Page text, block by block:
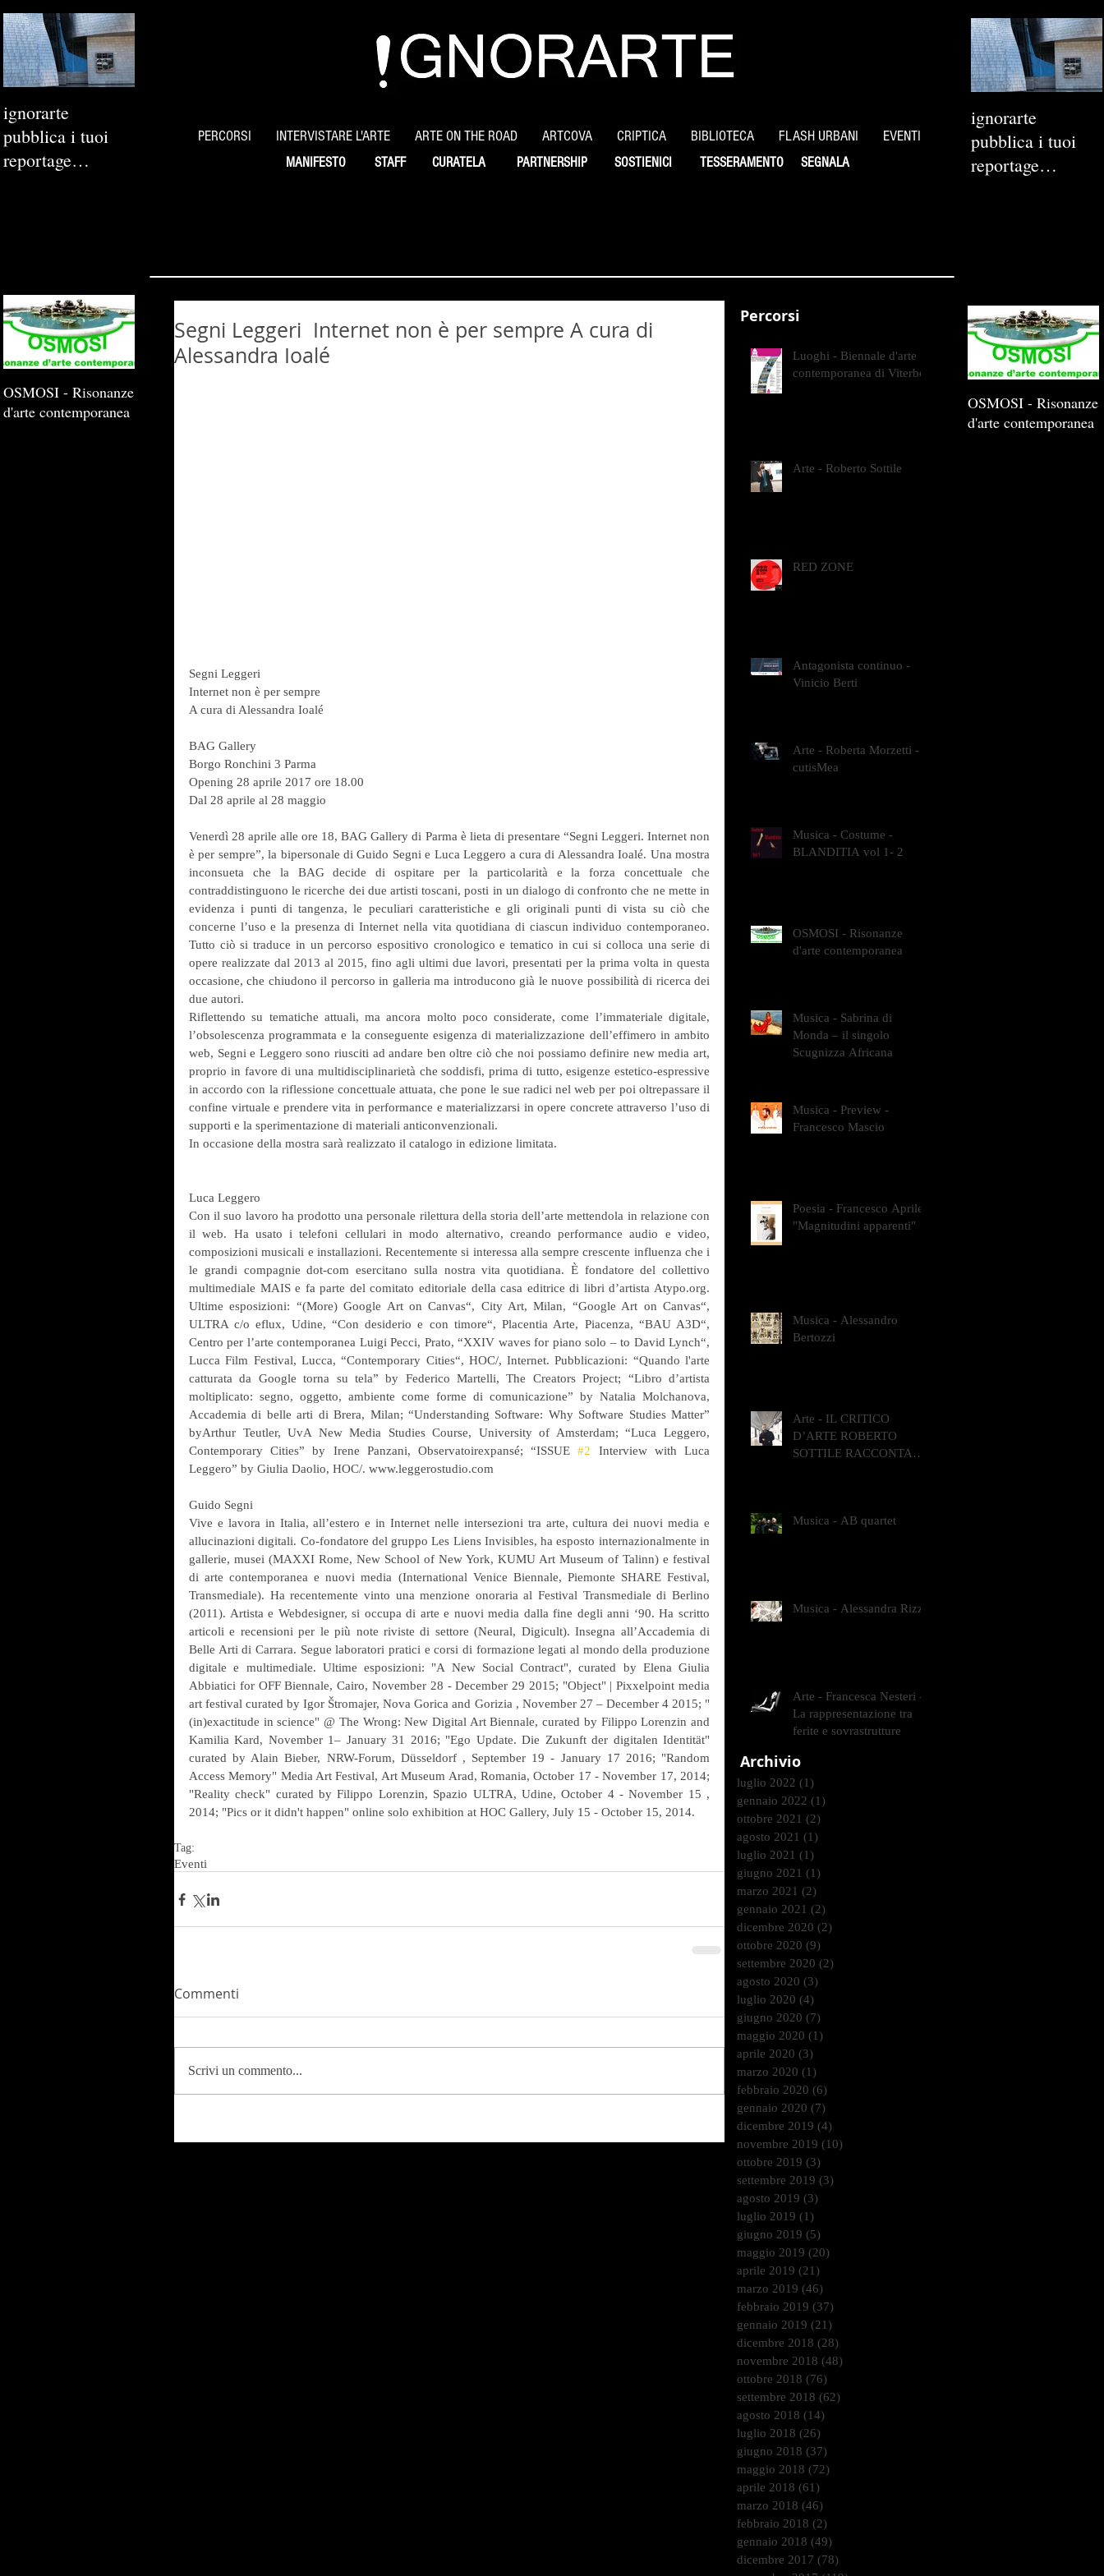
ignorarte
pubblica i tuoi
reportage
PERCORSI INTERVISTARE L'ARTE ARTE ON THE ROAD ARTCOVA CRIPTICA BIBLIOTECA FLASH URBANI EVENTI
MANIFESTO STAFF CURATELA PARTNERSHIP SOSTIENICI SEGNALA
TESSERAMENTO
ignorarte
pubblica i tuoi
reportage
Segni Leggeri Internet non è per sempre A cura di
Alessandra Ioalé
Segni Leggeri
Internet non è per sempre
A cura di Alessandra Ioalé
BAG Gallery
Borgo Ronchini 3 Parma
Opening 28 aprile 2017 ore 18.00
Dal 28 aprile al 28 maggio
Venerdì 28 aprile alle ore 18, BAG Gallery di Parma è lieta di presentare “Segni Leggeri. Internet non
è per sempre”, la bipersonale di Guido Segni e Luca Leggero a cura di Alessandra Ioalé. Una mostra
inconsueta che la BAG decide di ospitare per la particolarità e la forza concettuale che
contraddistinguono le ricerche dei due artisti toscani, posti in un dialogo di confronto che ne mette in
evidenza i punti di tangenza, le peculiari caratteristiche e gli originali punti di vista su ciò che
concerne l’uso e la presenza di Internet nella vita quotidiana di ciascun individuo contemporaneo.
Tutto ciò si traduce in un percorso espositivo cronologico e tematico in cui si colloca una serie di
opere realizzate dal 2013 al 2015, fino agli ultimi due lavori, presentati per la prima volta in questa
occasione, che chiudono il percorso in galleria ma introducono già le nuove possibilità di ricerca dei
due autori.
Riflettendo su tematiche attuali, ma ancora molto poco considerate, come l’immateriale digitale,
l’obsolescenza programmata e la conseguente esigenza di materializzazione dell’effimero in ambito
web, Segni e Leggero sono riusciti ad andare ben oltre ciò che noi possiamo definire new media art,
proprio in favore di una multidisciplinarietà che soddisfi, prima di tutto, esigenze estetico-espressive
in accordo con la riflessione concettuale attuata, che pone le sue radici nel web per poi oltrepassare il
confine virtuale e prendere vita in performance e materializzarsi in opere concrete attraverso l’uso di
supporti e la sperimentazione di materiali anticonvenzionali.
In occasione della mostra sarà realizzato il catalogo in edizione limitata.
Luca Leggero
Con il suo lavoro ha prodotto una personale rilettura della storia dell’arte mettendola in relazione con
il web. Ha usato i telefoni cellulari in modo alternativo, creando performance audio e video,
composizioni musicali e installazioni. Recentemente si interessa alla sempre crescente influenza che i
le grandi compagnie dot-com esercitano sulla nostra vita quotidiana. È fondatore del collettivo
multimediale MAIS e fa parte del comitato editoriale della casa editrice di libri d’artista Atypo.org.
Ultime esposizioni: “(More) Google Art on Canvas“, City Art, Milan, “Google Art on Canvas“,
ULTRA c/o eflux, Udine, “Con desiderio e con timore“, Placentia Arte, Piacenza, “BAU A3D“,
Centro per l’arte contemporanea Luigi Pecci, Prato, “XXIV waves for piano solo – to David Lynch“,
Lucca Film Festival, Lucca, “Contemporary Cities“, HOC/, Internet. Pubblicazioni: “Quando l'arte
catturata da Google torna su tela” by Federico Martelli, The Creators Project; “Libro d’artista
moltiplicato: segno, oggetto, ambiente come forme di comunicazione” by Natalia Molchanova,
Accademia di belle arti di Brera, Milan; “Understanding Software: Why Software Studies Matter”
byArthur Teutler, UvA New Media Studies Course, University of Amsterdam; “Luca Leggero,
Contemporary Cities” by Irene Panzani, Observatoirexpansé; “ISSUE #2 Interview with Luca
Leggero” by Giulia Daolio, HOC/. www.leggerostudio.com
Guido Segni
Vive e lavora in Italia, all’estero e in Internet nelle intersezioni tra arte, cultura dei nuovi media e
allucinazioni digitali. Co-fondatore del gruppo Les Liens Invisibles, ha esposto internazionalmente in
gallerie, musei (MAXXI Rome, New School of New York, KUMU Art Museum of Talinn) e festival
di arte contemporanea e nuovi media (International Venice Biennale, Piemonte SHARE Festival,
Transmediale). Ha recentemente vinto una menzione onoraria al Festival Transmediale di Berlino
(2011). Artista e Webdesigner, si occupa di arte e nuovi media dalla fine degli anni ‘90. Ha scritto
articoli e recensioni per le più note riviste di settore (Neural, Digicult). Insegna all’Accademia di
Belle Arti di Carrara. Segue laboratori pratici e corsi di formazione legati al mondo della produzione
digitale e multimediale. Ultime esposizioni: "A New Social Contract", curated by Elena Giulia
Abbiatici for OFF Biennale, Cairo, November 28 - December 29 2015; "Object" | Pixxelpoint media
art festival curated by Igor Štromajer, Nova Gorica and Gorizia , November 27 – December 4 2015; "
(in)exactitude in science" @ The Wrong: New Digital Art Biennale, curated by Filippo Lorenzin and
Kamilia Kard, November 1– January 31 2016; "Ego Update. Die Zukunft der digitalen Identität"
curated by Alain Bieber, NRW-Forum, Düsseldorf , September 19 - January 17 2016; "Random
Access Memory" Media Art Festival, Art Museum Arad, Romania, October 17 - November 17, 2014;
"Reality check" curated by Filippo Lorenzin, Spazio ULTRA, Udine, October 4 - November 15 ,
2014; "Pics or it didn't happen" online solo exhibition at HOC Gallery, July 15 - October 15, 2014.
Tag:
Eventi
Commenti
Scrivi un commento...
Percorsi
Luoghi - Biennale d'arte
contemporanea di Viterbo
Arte - Roberto Sottile
RED ZONE
Antagonista continuo -
Vinicio Berti
Arte - Roberta Morzetti -
cutisMea
Musica - Costume -
BLANDITIA vol 1- 2
OSMOSI - Risonanze
d'arte contemporanea
Musica - Sabrina di
Monda – il singolo
Scugnizza Africana
Musica - Preview -
Francesco Mascio
Poesia - Francesco Aprile -
"Magnitudini apparenti"
Musica - Alessandro
Bertozzi
Arte - IL CRITICO
D’ARTE ROBERTO
SOTTILE RACCONTA
Musica - AB quartet
Musica - Alessandra Rizzo
Arte - Francesca Nesteri -
La rappresentazione tra
ferite e sovrastrutture
Archivio
luglio 2022 (1)
gennaio 2022 (1)
ottobre 2021 (2)
agosto 2021 (1)
luglio 2021 (1)
giugno 2021 (1)
marzo 2021 (2)
gennaio 2021 (2)
dicembre 2020 (2)
ottobre 2020 (9)
settembre 2020 (2)
agosto 2020 (3)
luglio 2020 (4)
giugno 2020 (7)
maggio 2020 (1)
aprile 2020 (3)
marzo 2020 (1)
febbraio 2020 (6)
gennaio 2020 (7)
dicembre 2019 (4)
novembre 2019 (10)
ottobre 2019 (3)
settembre 2019 (3)
agosto 2019 (3)
luglio 2019 (1)
giugno 2019 (5)
maggio 2019 (20)
aprile 2019 (21)
marzo 2019 (46)
febbraio 2019 (37)
gennaio 2019 (21)
dicembre 2018 (28)
novembre 2018 (48)
ottobre 2018 (76)
settembre 2018 (62)
agosto 2018 (14)
luglio 2018 (26)
giugno 2018 (37)
maggio 2018 (72)
aprile 2018 (61)
marzo 2018 (46)
febbraio 2018 (2)
gennaio 2018 (49)
dicembre 2017 (78)
OSMOSI - Risonanze
d'arte contemporanea
OSMOSI - Risonanze
d'arte contemporanea